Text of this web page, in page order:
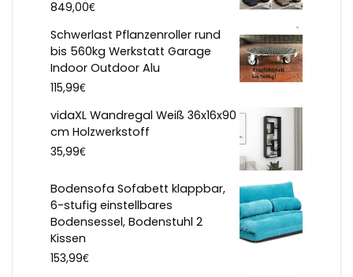
849,00€
Schwerlast Pflanzenroller rund
bis 560kg Werkstatt Garage
Indoor Outdoor Alu
115,99€
vidaXL Wandregal Weiß 36x16x90
cm Holzwerkstoff
35,99€
Bodensofa Sofabett klappbar,
6-stufig einstellbares
Bodensessel, Bodenstuhl 2
Kissen
153,99€